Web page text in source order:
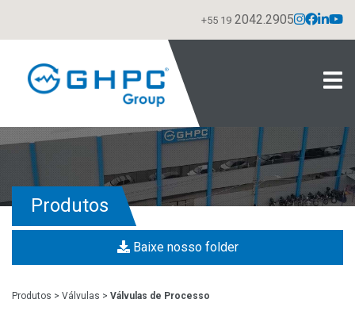
+55 19 2042.2905
Produtos
Baixe nosso folder
Produtos > Válvulas > Válvulas de Processo